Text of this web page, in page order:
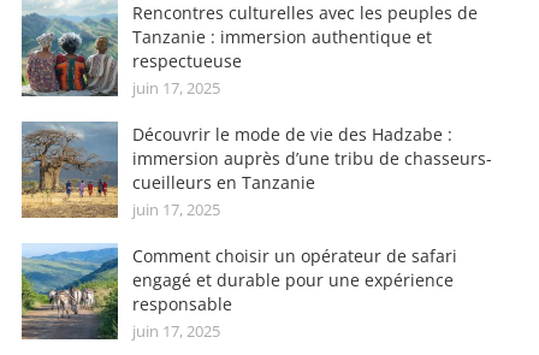
Rencontres culturelles avec les peuples de
Tanzanie : immersion authentique et
respectueuse
juin 17, 2025
Découvrir le mode de vie des Hadzabe :
immersion auprès d’une tribu de chasseurs-
cueilleurs en Tanzanie
juin 17, 2025
Comment choisir un opérateur de safari
engagé et durable pour une expérience
responsable
juin 17, 2025